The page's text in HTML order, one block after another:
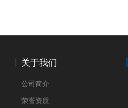
关于我们
公司简介
荣誉资质